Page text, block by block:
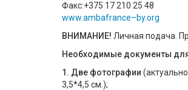
Факс:+375 17 210 25 48
www.ambafrance–by.org
ВНИМАНИЕ! Личная подача.
Необходимые документы
1. Две фотографии
3,5*4,5 см.);